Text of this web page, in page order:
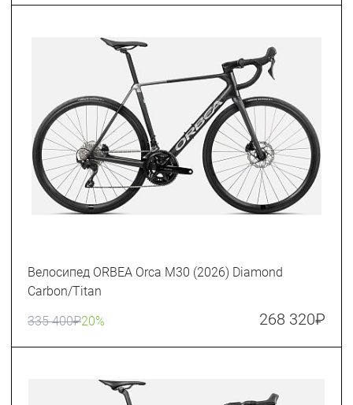
Велосипед ORBEA Orca M30 (2026) Diamond
Carbon/Titan
335 400₽20% 268 320₽